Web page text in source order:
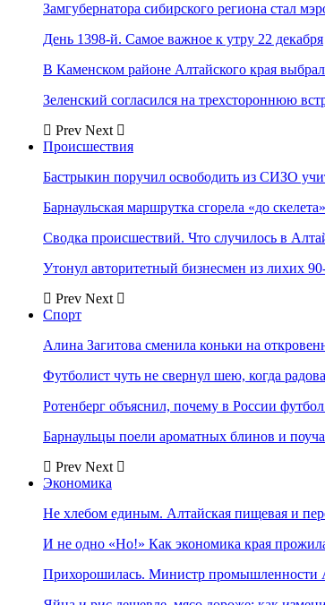
Замгубернатора сибирского региона стал
День 1398-й. Самое важное к утру 22 декабря
В Каменском районе Алтайского края
Зеленский согласился на трехстороннюю
Prev Next
Происшествия
Бастрыкин поручил освободить из СИЗО
Барнаульская маршрутка сгорела «до
Сводка происшествий. Что случилось в
Утонул авторитетный бизнесмен из лихих
Prev Next
Спорт
Алина Загитова сменила коньки на
Футболист чуть не свернул шею, когда
Ротенберг объяснил, почему в России
Барнаульцы поели ароматных блинов и
Prev Next
Экономика
Не хлебом единым. Алтайская пищевая и
И не одно «Но!» Как экономика края
Прихорошилась. Министр промышленности